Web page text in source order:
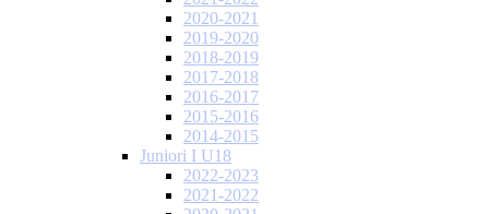
2020-2021
2019-2020
2018-2019
2017-2018
2016-2017
2015-2016
2014-2015
Juniori I U18
2022-2023
2021-2022